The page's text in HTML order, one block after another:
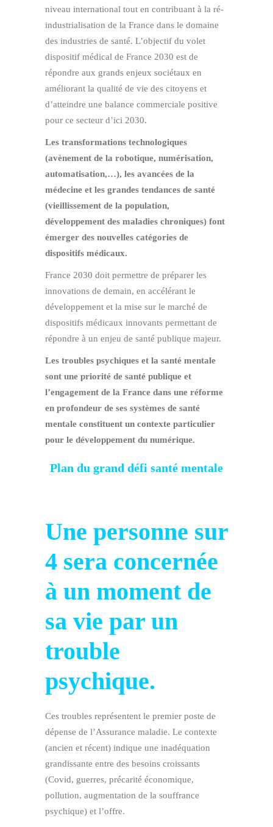
niveau international tout en contribuant à la ré-
industrialisation de la France dans le domaine
des industries de santé. L’objectif du volet
dispositif médical de France 2030 est de
répondre aux grands enjeux sociétaux en
améliorant la qualité de vie des citoyens et
d’atteindre une balance commerciale positive
pour ce secteur d’ici 2030.
Les transformations technologiques
(avènement de la robotique, numérisation,
automatisation,…), les avancées de la
médecine et les grandes tendances de santé
(vieillissement de la population,
développement des maladies chroniques) font
émerger des nouvelles catégories de
dispositifs médicaux.
France 2030 doit permettre de préparer les
innovations de demain, en accélérant le
développement et la mise sur le marché de
dispositifs médicaux innovants permettant de
répondre à un enjeu de santé publique majeur.
Les troubles psychiques et la santé mentale
sont une priorité de santé publique et
l’engagement de la France dans une réforme
en profondeur de ses systèmes de santé
mentale constituent un contexte particulier
pour le développement du numérique.
Plan du grand défi santé mentale
Une personne sur
4 sera concernée
à un moment de
sa vie par un
trouble
psychique.
Ces troubles représentent le premier poste de
dépense de l’Assurance maladie. Le contexte
(ancien et récent) indique une inadéquation
grandissante entre des besoins croissants
(Covid, guerres, précarité économique,
pollution, augmentation de la souffrance
psychique) et l’offre.